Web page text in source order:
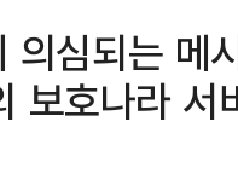
의심되는 메
보호나라 서